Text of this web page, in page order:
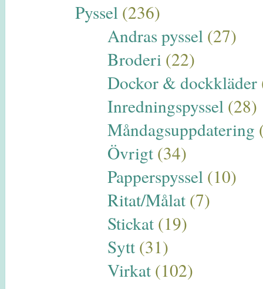
Pyssel(236)
Andras pyssel (27)
Broderi (22)
Dockor & dockkläder
Inredningspyssel (28)
Måndagsuppdatering
Övrigt (34)
Papperspyssel (10)
Ritat/Målat (7)
Stickat (19)
Sytt (31)
Virkat (102)